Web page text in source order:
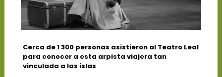
Cerca de 1 300 personas asistieron al Teatro Leal
para conocer a esta arpista viajera tan
vinculada a las islas